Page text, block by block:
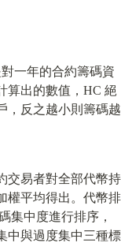
對一年的合約籌碼資
算出的數值，HC 絕
，反之越小則籌碼越
交易者對全部代幣持
權平均得出。代幣排
集中度進行排序，
中與過度集中三種標